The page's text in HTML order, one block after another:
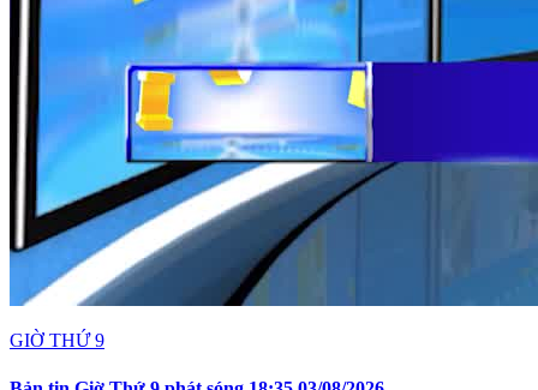
GIỜ THỨ 9